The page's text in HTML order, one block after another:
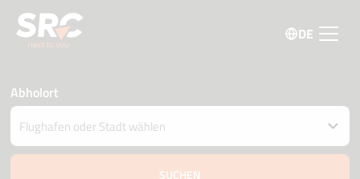
DE
Abholort
Fahrzeug an einem anderen Ort abgeben